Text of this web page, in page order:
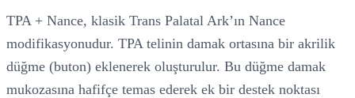
TPA + Nance, klasik Trans Palatal Ark’ın Nance
modifikasyonudur. TPA telinin damak ortasına bir akrilik
düğme (buton) eklenerek oluşturulur. Bu düğme damak
mukozasına hafifçe temas ederek ek bir destek noktası